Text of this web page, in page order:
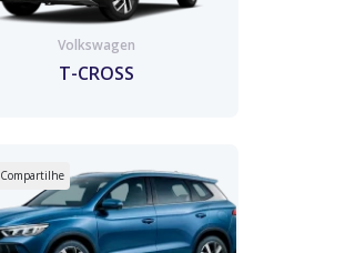
Volkswagen
T-CROSS
Compartilhe